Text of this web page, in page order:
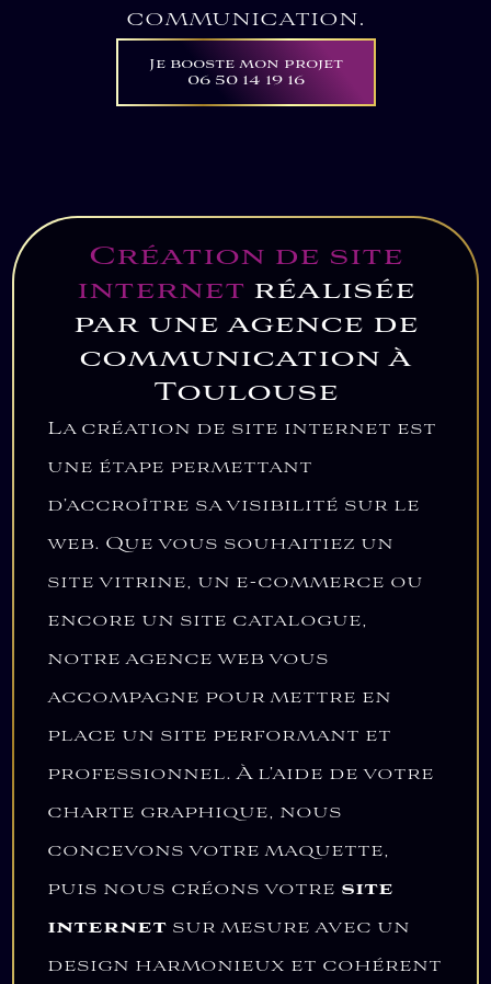
communication.
Je booste mon projet
06 50 14 19 16
Création de site
internetréalisée
par une agence de
communication à
Toulouse
La création de site internet est
une étape permettant
d’accroître sa visibilité sur le
web. Que vous souhaitiez un
site vitrine, un e-commerce ou
encore un site catalogue,
notre agence web vous
accompagne pour mettre en
place un site performant et
professionnel. À l’aide de votre
charte graphique, nous
concevons votre maquette,
puis nous créons votre site
internetsur mesure avec un
design harmonieux et cohérent